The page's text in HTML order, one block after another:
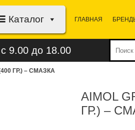
Каталог ГЛАВНАЯ
9.00 до 18.00
ГР.) – СМАЗКА
AIMOL
ГР.) –